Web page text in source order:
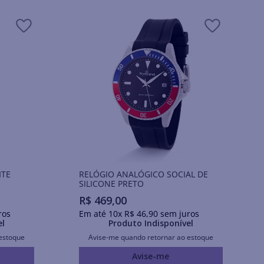
RELÓGIO ANALÓGICO SOCIAL DE
SILICONE PRETO
R$ 469,00
Em até 10x R$ 46,90sem juros
Produto Indisponível
Avise-me quando retornar ao estoque
Avise-me